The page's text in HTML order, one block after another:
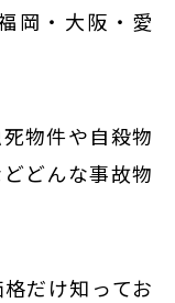
岡・大阪・愛
物件や自殺物
どんな事故物
だけ知ってお